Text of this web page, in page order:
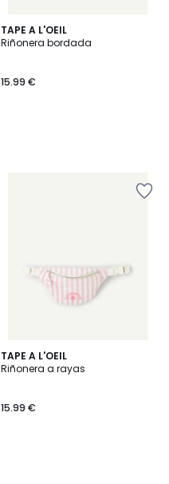
TAPE A L'OEIL
Riñonera bordada
15.99 €
TAPE A L'OEIL
Riñonera a rayas
15.99 €